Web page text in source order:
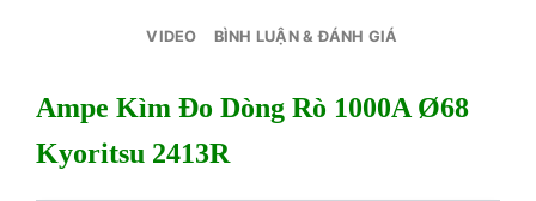
VIDEO BÌNH LUẬN & ĐÁNH GIÁ
Ampe Kìm Đo Dòng Rò 1000A Ø68
Kyoritsu 2413R